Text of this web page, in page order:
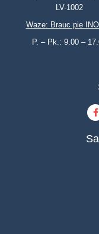
LV-1002
Waze: Brauc pie
P. – Pk.: 9.00 –